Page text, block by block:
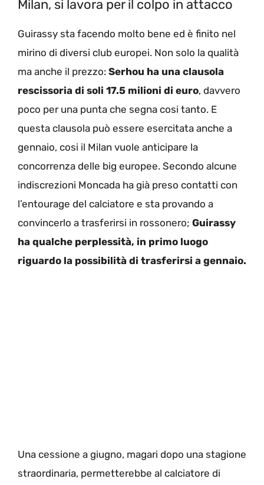
Milan, si lavora per il colpo in attacco
Guirassy sta facendo molto bene ed è finito nel
mirino di diversi club europei. Non solo la qualità
ma anche il prezzo: Serhou ha una clausola
rescissoria di soli 17.5 milioni di euro, davvero
poco per una punta che segna cosi tanto. E
questa clausola può essere esercitata anche a
gennaio, cosi il Milan vuole anticipare la
concorrenza delle big europee. Secondo alcune
indiscrezioni Moncada ha già preso contatti con
l’entourage del calciatore e sta provando a
convincerlo a trasferirsi in rossonero; Guirassy
ha qualche perplessità, in primo luogo
riguardo la possibilità di trasferirsi a gennaio.
Una cessione a giugno, magari dopo una stagione
straordinaria, permetterebbe al calciatore di